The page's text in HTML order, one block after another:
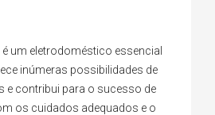
um eletrodoméstico essencial
inúmeras possibilidades de
e contribui para o sucesso de
os cuidados adequados e o